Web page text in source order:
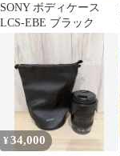
SONY ボディケース
LCS-EBE ブラック
¥34,000